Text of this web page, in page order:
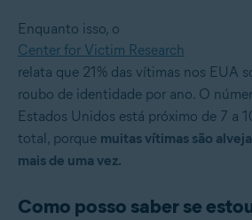
Enquanto isso, o
Center for Victim Research
relata que 21% das vítimas nos EUA
roubo de identidade por ano. O
Estados Unidos está próximo de 7 a
total, porque muitas vítimas são
mais de uma vez.
Como posso saber se